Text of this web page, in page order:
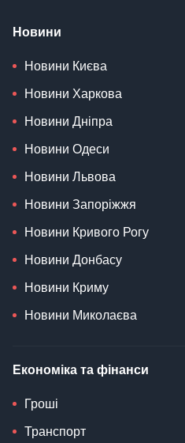
Новини
Новини Києва
Новини Харкова
Новини Дніпра
Новини Одеси
Новини Львова
Новини Запоріжжя
Новини Кривого Рогу
Новини Донбасу
Новини Криму
Новини Миколаєва
Економіка та фінанси
Гроші
Транспорт